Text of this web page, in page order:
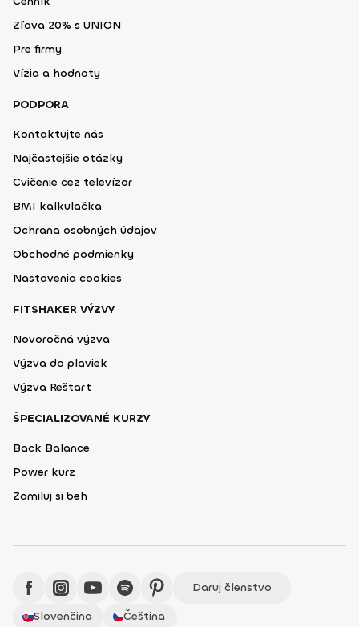
Zľava 20% s UNION
Pre firmy
Vízia a hodnoty
PODPORA
Kontaktujte nás
Najčastejšie otázky
Cvičenie cez televízor
BMI kalkulačka
Ochrana osobných údajov
Obchodné podmienky
Nastavenia cookies
FITSHAKER VÝZVY
Novoročná výzva
Výzva do plaviek
Výzva Reštart
ŠPECIALIZOVANÉ KURZY
Back Balance
Power kurz
Zamiluj si beh
Daruj členstvo
Slovenčina
Čeština